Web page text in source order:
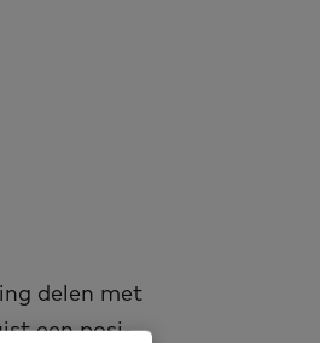
de­len met
een po­si­